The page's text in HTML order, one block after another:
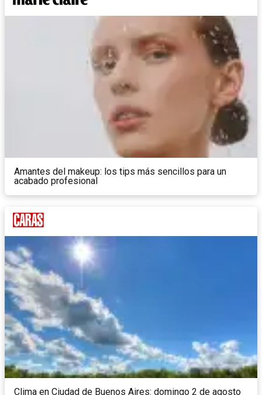
Amantes del makeup: los tips más sencillos para un
acabado profesional
Clima en Ciudad de Buenos Aires: domingo 2 de agosto